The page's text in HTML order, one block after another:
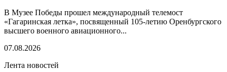
В Музее Победы прошел международный телемост
«Гагаринская летка», посвященный 105-летию Оренбургского
высшего военного авиационного...
07.08.2026
Лента новостей